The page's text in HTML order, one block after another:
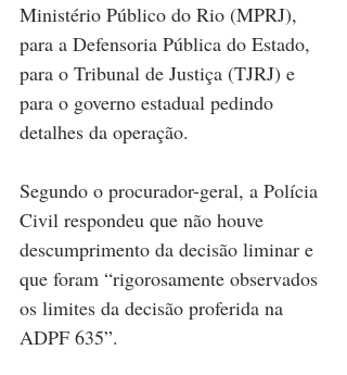
Ministério Público do Rio (MPRJ),
para a Defensoria Pública do Estado,
para o Tribunal de Justiça (TJRJ) e
para o governo estadual pedindo
detalhes da operação.
Segundo o procurador-geral, a Polícia
Civil respondeu que não houve
descumprimento da decisão liminar e
que foram “rigorosamente observados
os limites da decisão proferida na
ADPF 635”.